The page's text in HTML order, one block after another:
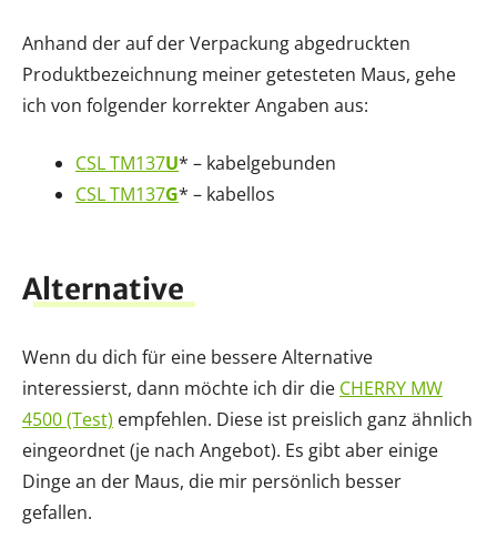
Anhand der auf der Verpackung abgedruckten
Produktbezeichnung meiner getesteten Maus, gehe
ich von folgender korrekter Angaben aus:
CSL TM137U* – kabelgebunden
CSL TM137G* – kabellos
Alternative
Wenn du dich für eine bessere Alternative
interessierst, dann möchte ich dir die CHERRY MW
4500 (Test) empfehlen. Diese ist preislich ganz ähnlich
eingeordnet (je nach Angebot). Es gibt aber einige
Dinge an der Maus, die mir persönlich besser
gefallen.